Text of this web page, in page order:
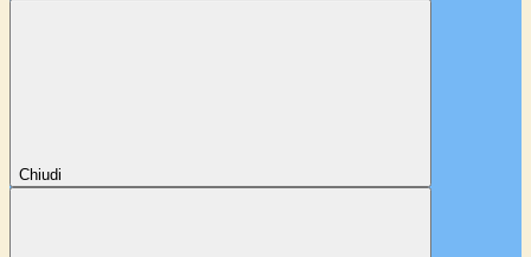
Chiudi